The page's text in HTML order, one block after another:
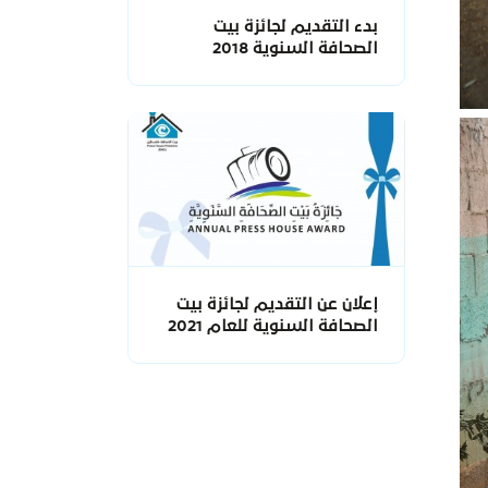
بدء التقديم لجائزة بيت
الصحافة السنوية 2018
إعلان عن التقديم لجائزة بيت
الصحافة السنوية للعام 2021